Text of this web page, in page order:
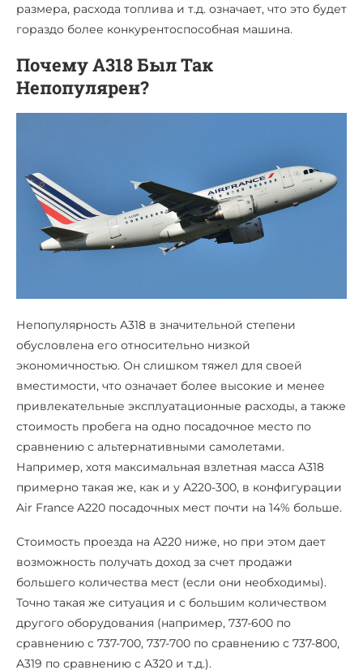
размера, расхода топлива и т.д. означает, что это будет
гораздо более конкурентоспособная машина.
Почему А318 Был Так
Непопулярен?
Непопулярность A318 в значительной степени
обусловлена его относительно низкой
экономичностью. Он слишком тяжел для своей
вместимости, что означает более высокие и менее
привлекательные эксплуатационные расходы, а также
стоимость пробега на одно посадочное место по
сравнению с альтернативными самолетами.
Например, хотя максимальная взлетная масса A318
примерно такая же, как и у A220-300, в конфигурации
Air France A220 посадочных мест почти на 14% больше.
Стоимость проезда на А220 ниже, но при этом дает
возможность получать доход за счет продажи
большего количества мест (если они необходимы).
Точно такая же ситуация и с большим количеством
другого оборудования (например, 737-600 по
сравнению с 737-700, 737-700 по сравнению с 737-800,
A319 по сравнению с A320 и т.д.).